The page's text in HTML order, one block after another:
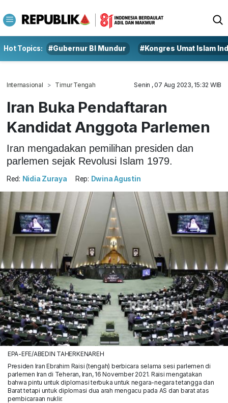
Hot Topics: #Gubernur BI Mundur #Kongres Umat Islam
Internasional Timur Tengah Senin , 07 Aug 2023, 15:32 WIB
Iran Buka Pendaftaran
Kandidat Anggota Parlemen
Iran mengadakan pemilihan presiden dan
parlemen sejak Revolusi Islam 1979.
Red: Nidia Zuraya Rep: Dwina Agustin
EPA-EFE/ABEDIN TAHERKENAREH
Presiden Iran Ebrahim Raisi (tengah) berbicara selama sesi parlemen di
parlemen Iran di Teheran, Iran, 16 November 2021. Raisi mengatakan
bahwa pintu untuk diplomasi terbuka untuk negara-negara tetangga dan
Barat tetapi untuk diplomasi dua arah mengacu pada AS dan barat atas
pembicaraan nuklir.